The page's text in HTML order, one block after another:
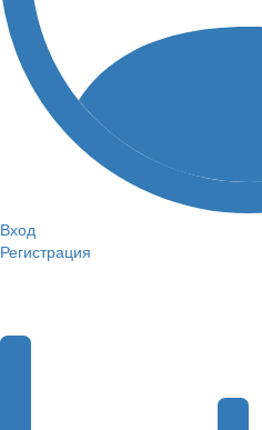
Вход
Регистрация